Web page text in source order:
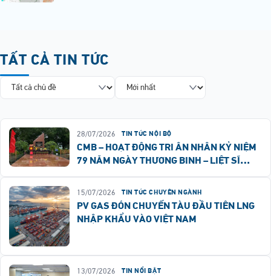
TẤT CẢ TIN TỨC
28/07/2026 TIN TỨC NỘI BỘ
CMB – HOẠT ĐỘNG TRI ÂN NHÂN KỶ NIỆM
79 NĂM NGÀY THƯƠNG BINH – LIỆT SĨ
(27/7/1947 – 27/7/2026)
15/07/2026 TIN TỨC CHUYÊN NGÀNH
PV GAS ĐÓN CHUYẾN TÀU ĐẦU TIÊN LNG
NHẬP KHẨU VÀO VIỆT NAM
13/07/2026 TIN NỔI BẬT